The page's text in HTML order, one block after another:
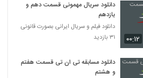
۰۰:۱۲
دانلود سریال مهمونی قسمت دهم و
یازدهم
دانلود فیلم و سریال ایرانی بصورت قانونی
۳۱ بازدید
دانلود مسابقه تی ان تی قسمت هفتم
و هشتم